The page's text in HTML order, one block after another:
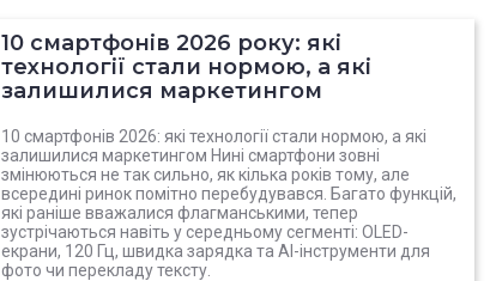
10 смартфонів 2026 року: які
технології стали нормою, а які
залишилися маркетингом
10 смартфонів 2026: які технології стали нормою, а які
залишилися маркетингом Нині смартфони зовні
змінюються не так сильно, як кілька років тому, але
всередині ринок помітно перебудувався. Багато функцій,
які раніше вважалися флагманськими, тепер
зустрічаються навіть у середньому сегменті: OLED-
екрани, 120 Гц, швидка зарядка та AI-інструменти для
фото чи перекладу тексту.